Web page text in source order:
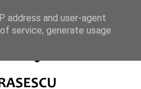
address and user-agent
service, generate usage